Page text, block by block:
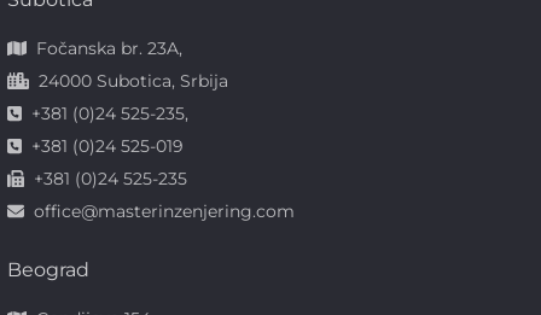
Fočanska br. 23A,
24000 Subotica, Srbija
+381 (0)24 525-235,
+381 (0)24 525-019
+381 (0)24 525-235
office@masterinzenjering.com
Beograd